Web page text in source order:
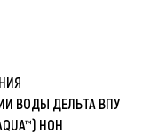
ВОДЫ ДЕЛЬТА ВПУ
НОН